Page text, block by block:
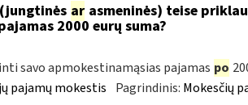
arasmeninės) teise
2000 eurų suma?
savo apmokestinamąsias pajamas po
pajamų mokestis Pagrindinis: Mokesčių